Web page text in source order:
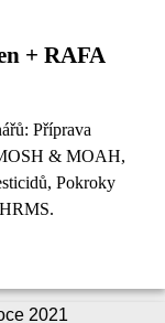
+ RAFA
Příprava
& MOAH,
Pokroky